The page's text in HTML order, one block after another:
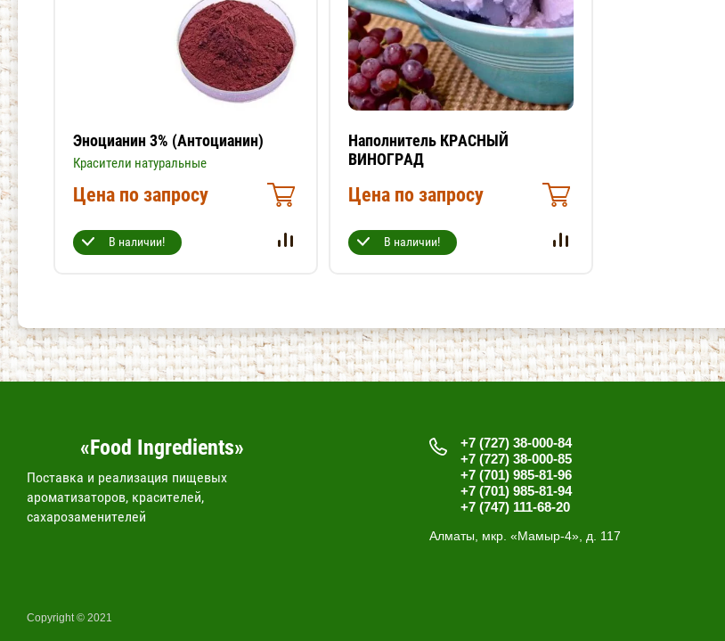
Эноцианин 3% (Антоцианин)
Красители натуральные
Цена по запросу
В наличии!
Наполнитель КРАСНЫЙ
ВИНОГРАД
Цена по запросу
В наличии!
«Food Ingredients»
Поставка и реализация пищевых
ароматизаторов, красителей,
сахарозаменителей
+7 (727) 38-000-84
+7 (727) 38-000-85
+7 (701) 985-81-96
+7 (701) 985-81-94
+7 (747) 111-68-20
Алматы, мкр. «Мамыр-4», д. 117
Copyright © 2021